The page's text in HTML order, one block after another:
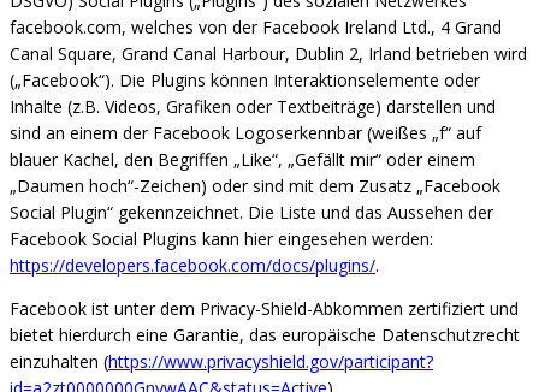
facebook.com, welches von der Facebook Ireland Ltd., 4 Grand
Canal Square, Grand Canal Harbour, Dublin 2, Irland betrieben wird
(„Facebook“). Die Plugins können Interaktionselemente oder
Inhalte (z.B. Videos, Grafiken oder Textbeiträge) darstellen und
sind an einem der Facebook Logoserkennbar (weißes „f“ auf
blauer Kachel, den Begriffen „Like“, „Gefällt mir“ oder einem
„Daumen hoch“-Zeichen) oder sind mit dem Zusatz „Facebook
Social Plugin“ gekennzeichnet. Die Liste und das Aussehen der
Facebook Social Plugins kann hier eingesehen werden:
https://developers.facebook.com/docs/plugins/.
Facebook ist unter dem Privacy-Shield-Abkommen zertifiziert und
bietet hierdurch eine Garantie, das europäische Datenschutzrecht
einzuhalten (https://www.privacyshield.gov/participant?